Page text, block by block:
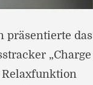
präsentierte das
„Charge
Relaxfunktion